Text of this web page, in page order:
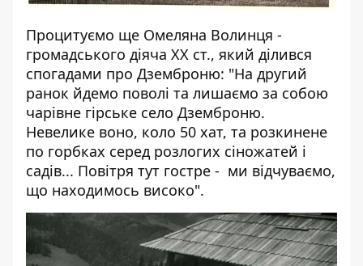
Процитуємо ще Омеляна Волинця -
громадського діяча ХХ ст., який ділився
спогадами про Дземброню: "На другий
ранок йдемо поволі та лишаємо за собою
чарівне гірське село Дземброню.
Невелике воно, коло 50 хат, та розкинене
по горбках серед розлогих сіножатей і
садів... Повітря тут гостре - ми відчуваємо,
що находимось високо".